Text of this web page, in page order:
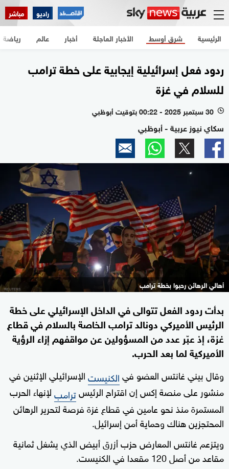
راديو مباشر
الرئيسية الأخبار العاجلة أخبار شرق أوسط عالم رياضة
ردود فعل إسرائيلية إيجابية على خطة ترامب
للسلام في غزة
l 30 سبتمبر 2025 - 00:22 بتوقيت أبوظبي
سكاي نيوز عربية - أبوظبي
أهالي الرهائن رحبوا بخطة ترامب
بدأت ردود الفعل تتوالى في الداخل الإسرائيلي على خطة
الرئيس الأميركي دونالد ترامب الخاصة بالسلام في قطاع
غزة، إذ عبّر عدد من المسؤولين عن مواقفهم إزاء الرؤية
الأميركية لما بعد الحرب.
وقال بيني غانتس العضو فيالكنيستالإسرائيلي الإثنين في
منشور على منصة إكس إن اقتراح الرئيسترامبلإنهاء الحرب
المستمرة منذ نحو عامين في قطاع غزة فرصة لتحرير الرهائن
المحتجزين هناك وحماية أمن إسرائيل.
ويتزعم غانتس المعارض حزب أزرق أبيض الذي يشغل ثمانية
مقاعد من أصل 120 مقعدا في الكنيست.